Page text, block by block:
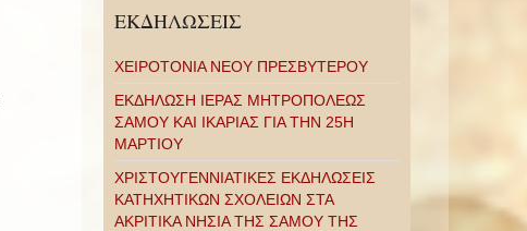
ΕΚΔΗΛΩΣΕΙΣ
ΧΕΙΡΟΤΟΝΙΑ ΝΕΟΥ ΠΡΕΣΒΥΤΕΡΟΥ
ΕΚΔΗΛΩΣΗ ΙΕΡΑΣ ΜΗΤΡΟΠΟΛΕΩΣ
ΣΑΜΟΥ ΚΑΙ ΙΚΑΡΙΑΣ ΓΙΑ ΤΗΝ 25Η
ΜΑΡΤΙΟΥ
ΧΡΙΣΤΟΥΓΕΝΝΙΑΤΙΚΕΣ ΕΚΔΗΛΩΣΕΙΣ
ΚΑΤΗΧΗΤΙΚΩΝ ΣΧΟΛΕΙΩΝ ΣΤΑ
ΑΚΡΙΤΙΚΑ ΝΗΣΙΑ ΤΗΣ ΣΑΜΟΥ ΤΗΣ